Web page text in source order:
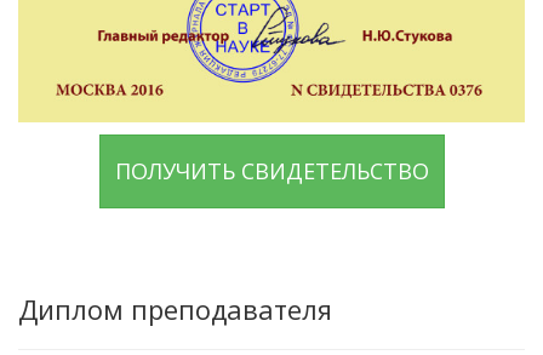
ПОЛУЧИТЬ СВИДЕТЕЛЬСТВО
Диплом преподавателя